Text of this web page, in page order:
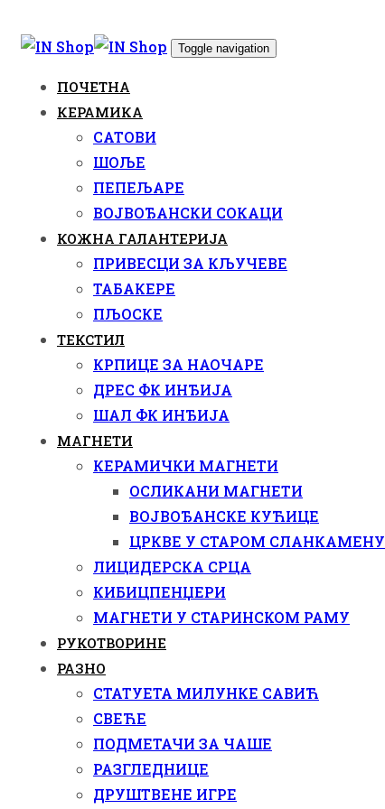
links
to
Toggle navigation
ПОЧЕТНА
КЕРАМИКА
САТОВИ
ШОЉЕ
ПЕПЕЉАРЕ
ВОЈВОЂАНСКИ СОКАЦИ
КОЖНА ГАЛАНТЕРИЈА
ПРИВЕСЦИ ЗА КЉУЧЕВЕ
ТАБАКЕРЕ
ПЉОСКЕ
ТЕКСТИЛ
КРПИЦЕ ЗА НАОЧАРЕ
ДРЕС ФК ИНЂИЈА
ШАЛ ФК ИНЂИЈА
МАГНЕТИ
КЕРАМИЧКИ МАГНЕТИ
ОСЛИКАНИ МАГНЕТИ
ВОЈВОЂАНСКЕ КУЋИЦЕ
ЦРКВЕ У СТАРОМ СЛАНКАМЕНУ
ЛИЦИДЕРСКА СРЦА
КИБИЦПЕНЏЕРИ
МАГНЕТИ У СТАРИНСКОМ РАМУ
РУКОТВОРИНЕ
РАЗНО
СТАТУЕТА МИЛУНКЕ САВИЋ
СВЕЋЕ
ПОДМЕТАЧИ ЗА ЧАШЕ
РАЗГЛЕДНИЦЕ
ДРУШТВЕНЕ ИГРЕ